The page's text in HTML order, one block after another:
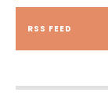
RSS FEED